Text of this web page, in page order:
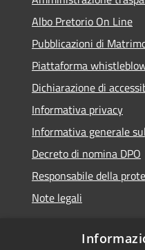
Albo Pretorio On Line
Pubblicazioni di
Piattaforma
Dichiarazione di
Informativa privacy
Informativa generale
Decreto di nomina DPO
Responsabile della
Note legali